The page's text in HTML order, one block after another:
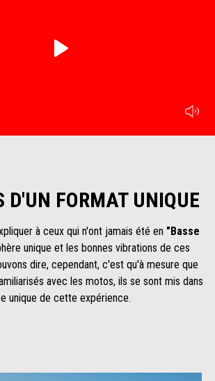
play
D'UN FORMAT UNIQUE
à ceux qui n'ont jamais été en "Basse
unique et les bonnes vibrations de ces
dire, cependant, c'est qu'à mesure que
avec les motos, ils se sont mis dans
unique de cette expérience.